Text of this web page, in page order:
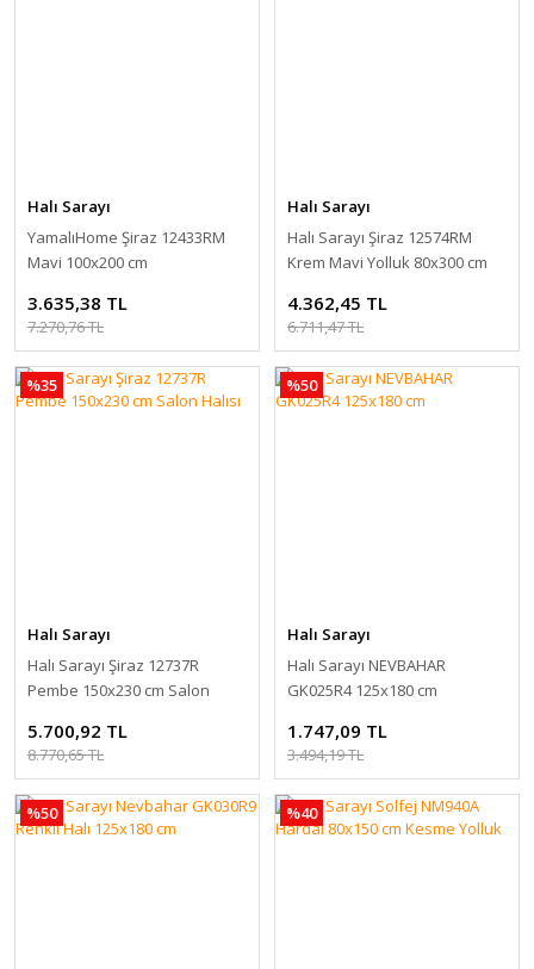
Halı Sarayı
YamalıHome Şiraz 12433RM
Mavi 100x200 cm
3.635,38 TL
7.270,76 TL
Halı Sarayı
Halı Sarayı Şiraz 12574RM
Krem Mavi Yolluk 80x300 cm
4.362,45 TL
6.711,47 TL
%35
Halı Sarayı
Halı Sarayı Şiraz 12737R
Pembe 150x230 cm Salon
5.700,92 TL
8.770,65 TL
%50
Halı Sarayı
Halı Sarayı NEVBAHAR
GK025R4 125x180 cm
1.747,09 TL
3.494,19 TL
%50 %40